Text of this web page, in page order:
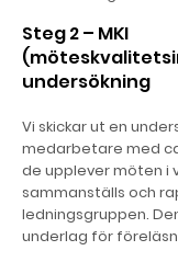
Steg 2 – MKI
undersökning
Vi skickar ut en
medarbetare med
de upplever möten i
sammanställs och
ledningsgruppen.
underlag för